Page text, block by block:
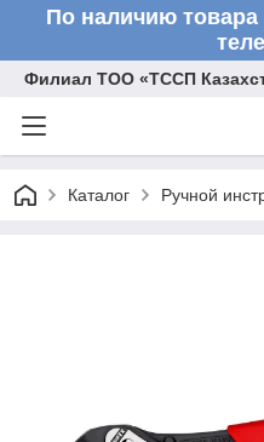
По наличию
Филиал ТОО «ТССП
Каталог Ручной